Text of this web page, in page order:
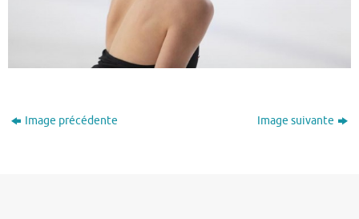
Image précédente Image suivante